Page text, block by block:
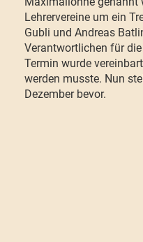
Lehrervereine um ein
Gubli und Andreas
Verantwortlichen für
Termin wurde
werden musste. Nun
Dezember bevor.